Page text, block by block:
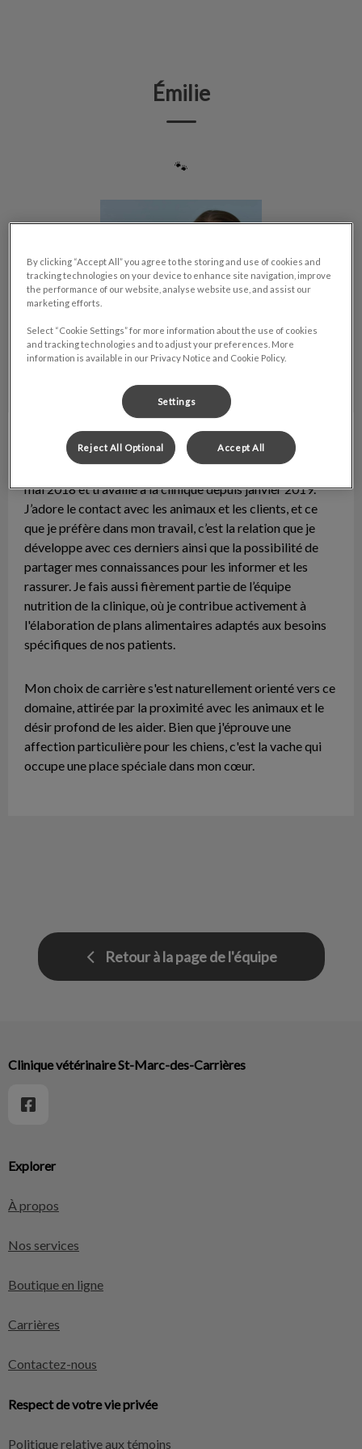
Émilie
🐾
Technicienne en santé animale
Je suis diplômée de la Technique de santé animale depuis
mai 2018 et travaille à la clinique depuis janvier 2019.
J’adore le contact avec les animaux et les clients, et ce
que je préfère dans mon travail, c’est la relation que je
développe avec ces derniers ainsi que la possibilité de
partager mes connaissances pour les informer et les
rassurer. Je fais aussi fièrement partie de l’équipe
nutrition de la clinique, où je contribue activement à
l'élaboration de plans alimentaires adaptés aux besoins
spécifiques de nos patients.
Mon choix de carrière s'est naturellement orienté vers ce
domaine, attirée par la proximité avec les animaux et le
désir profond de les aider. Bien que j'éprouve une
affection particulière pour les chiens, c'est la vache qui
occupe une place spéciale dans mon cœur.
Retour à la page de l'équipe
Explorer
À propos
Nos services
Boutique en ligne
Carrières
Contactez-nous
Respect de votre vie privée
Politique relative aux témoins
Clinique vétérinaire St-Marc-des-Carrières
By clicking “Accept All” you agree to the storing and use of cookies and
tracking technologies on your device to enhance site navigation, improve
the performance of our website, analyse website use, and assist our
marketing efforts.
Select “Cookie Settings” for more information about the use of cookies
and tracking technologies and to adjust your preferences. More
information is available in our Privacy Notice and Cookie Policy.
Settings
Reject All Optional Accept All